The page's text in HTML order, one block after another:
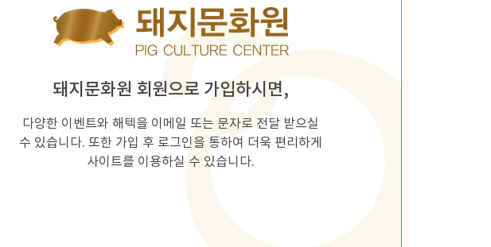
돼지문화원 회원으로 가입하시면,
다양한 이벤트와 해텍을 이메일 또는 문자로 전달 받으실
수 있습니다. 또한 가입 후 로그인을 통하여 더욱 편리하게
사이트를 이용하실 수 있습니다.